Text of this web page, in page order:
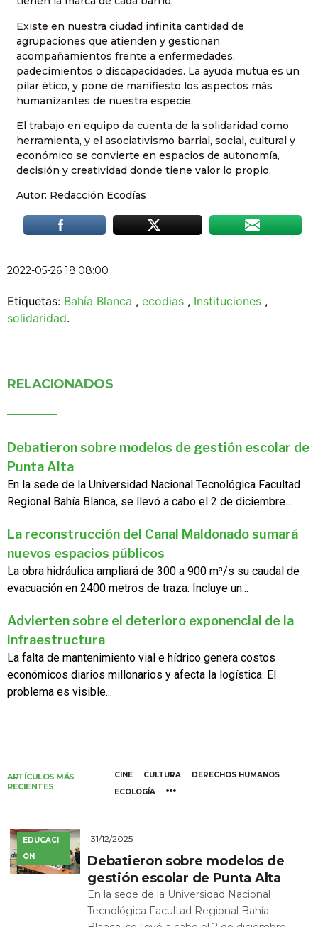
Existe en nuestra ciudad infinita cantidad de
agrupaciones que atienden y gestionan
acompañamientos frente a enfermedades,
padecimientos o discapacidades. La ayuda mutua es un
pilar ético, y pone de manifiesto los aspectos más
humanizantes de nuestra especie.
El trabajo en equipo da cuenta de la solidaridad como
herramienta, y el asociativismo barrial, social, cultural y
económico se convierte en espacios de autonomía,
decisión y creatividad donde tiene valor lo propio.
Autor: Redacción Ecodías
2022-05-26 18:08:00
Etiquetas: Bahía Blanca , ecodias , Instituciones ,
solidaridad.
RELACIONADOS
Debatieron sobre modelos de gestión escolar de
Punta Alta
En la sede de la Universidad Nacional Tecnológica Facultad
Regional Bahía Blanca, se llevó a cabo el 2 de diciembre...
La reconstrucción del Canal Maldonado sumará
nuevos espacios públicos
La obra hidráulica ampliará de 300 a 900 m³/s su caudal de
evacuación en 2400 metros de traza. Incluye un...
Advierten sobre el deterioro exponencial de la
infraestructura
La falta de mantenimiento vial e hídrico genera costos
económicos diarios millonarios y afecta la logística. El
problema es visible...
ARTÍCULOS MÁS
RECIENTES
CINE CULTURA
DERECHOS HUMANOS
ECOLOGÍA
EDUCACI
ÓN
31/12/2025
Debatieron sobre modelos de
gestión escolar de Punta Alta
En la sede de la Universidad Nacional
Tecnológica Facultad Regional Bahía